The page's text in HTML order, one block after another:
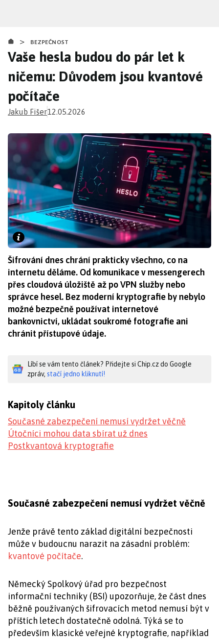
obsahu
> BEZPEČNOST
Vaše hesla budou do pár let k
ničemu: Důvodem jsou kvantové
počítače
Jakub Fišer12.05.2026
Šifrování dnes chrání prakticky všechno, co na
internetu děláme. Od komunikace v messengerech
přes cloudová úložiště až po VPN služby nebo
správce hesel. Bez moderní kryptografie by nebylo
možné bezpečně používat internetové
bankovnictví, ukládat soukromé fotografie ani
chránit přístupové údaje.
Líbí se vám tento článek? Přidejte si Chip.cz do Google
zpráv, stačí jedno kliknutí!
Kapitoly článku
Současné zabezpečení nemusí vydržet věčně
Útočníci mohou data sbírat už dnes
Postkvantová kryptografie
Současné zabezpečení nemusí vydržet věčně
Jenže právě tento základ digitální bezpečnosti
může v budoucnu narazit na zásadní problém:
kvantové počítače.
Německý Spolkový úřad pro bezpečnost
informační techniky (BSI) upozorňuje, že část dnes
běžně používaných šifrovacích metod nemusí být v
příštích letech dostatečně odolná. Týká se to
především klasické veřejné kryptografie, například